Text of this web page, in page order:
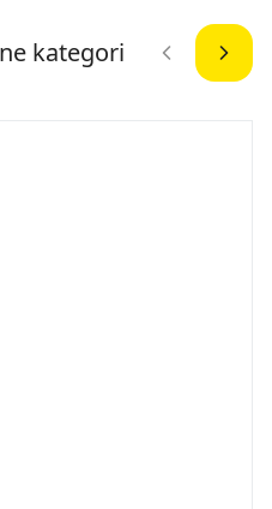
kategori